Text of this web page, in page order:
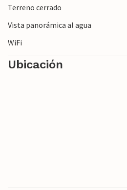
Terreno cerrado
Vista panorámica al agua
WiFi
Ubicación